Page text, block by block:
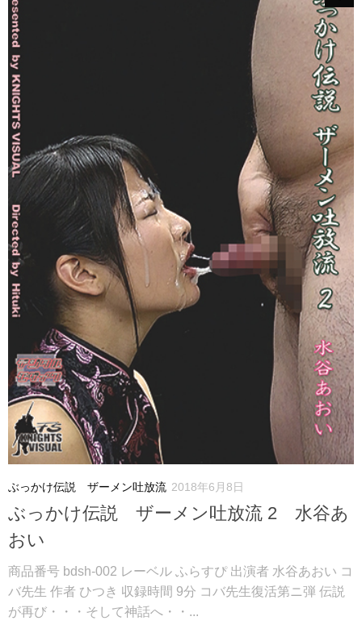
ぶっかけ伝説 ザーメン吐放流 2018年6月8日
ぶっかけ伝説 ザーメン吐放流 2 水谷あ
おい
商品番号 bdsh-002 レーベル ふらすぴ 出演者 水谷あおい コ
バ先生 作者 ひつき 収録時間 9分 コバ先生復活第ニ弾 伝説
が再び・・・そして神話へ・・...